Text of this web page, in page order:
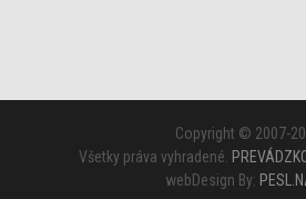
Copyright © 2007-
Všetky práva vyhradené.
webDesign By: